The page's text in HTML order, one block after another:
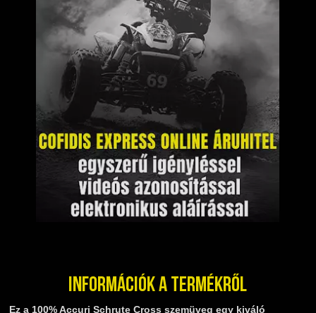
Információk a termékről
Ez a 100% Accuri Schrute Cross szemüveg egy kiváló